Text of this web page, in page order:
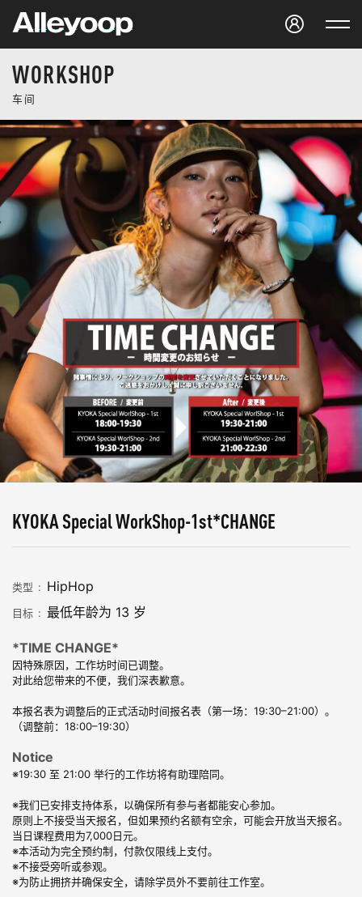
Studio Alleyoop
WORKSHOP
车间
KYOKA Special WorkShop-1st*CHANGE
类型 HipHop
目标 最低年龄为 13 岁
*TIME CHANGE*
因特殊原因，工作坊时间已调整。
对此给您带来的不便，我们深表歉意。
本报名表为调整后的正式活动时间报名表（第一场：19:30–21:00）。
（调整前：18:00–19:30）
Notice
※19:30 至 21:00 举行的工作坊将有助理陪同。
※我们已安排支持体系，以确保所有参与者都能安心参加。
原则上不接受当天报名，但如果预约名额有空余，可能会开放当天报名。
当日课程费用为7,000日元。
※本活动为完全预约制，付款仅限线上支付。
※不接受旁听或参观。
※为防止拥挤并确保安全，请除学员外不要前往工作室。